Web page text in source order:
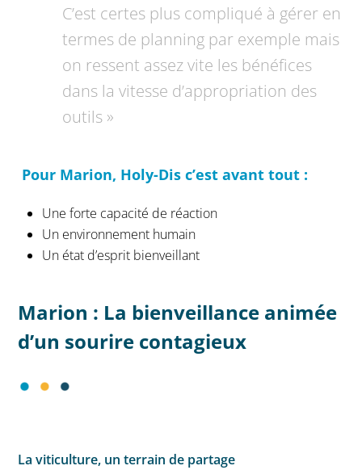
C’est certes plus compliqué à gérer en
termes de planning par exemple mais
on ressent assez vite les bénéfices
dans la vitesse d’appropriation des
outils »
Pour Marion, Holy-Dis c’est avant tout :
Une forte capacité de réaction
Un environnement humain
Un état d’esprit bienveillant
Marion : La bienveillance animée
d’un sourire contagieux
La viticulture, un terrain de partage